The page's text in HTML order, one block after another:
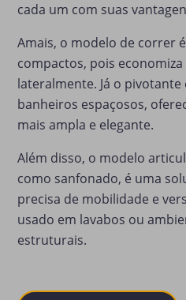
cada um com suas
Amais, o modelo de correr
compactos, pois
lateralmente. Já o
banheiros espaçosos,
mais ampla e elegante.
Além disso, o modelo
como sanfonado, é uma
precisa de mobilidade e
usado em lavabos ou
estruturais.